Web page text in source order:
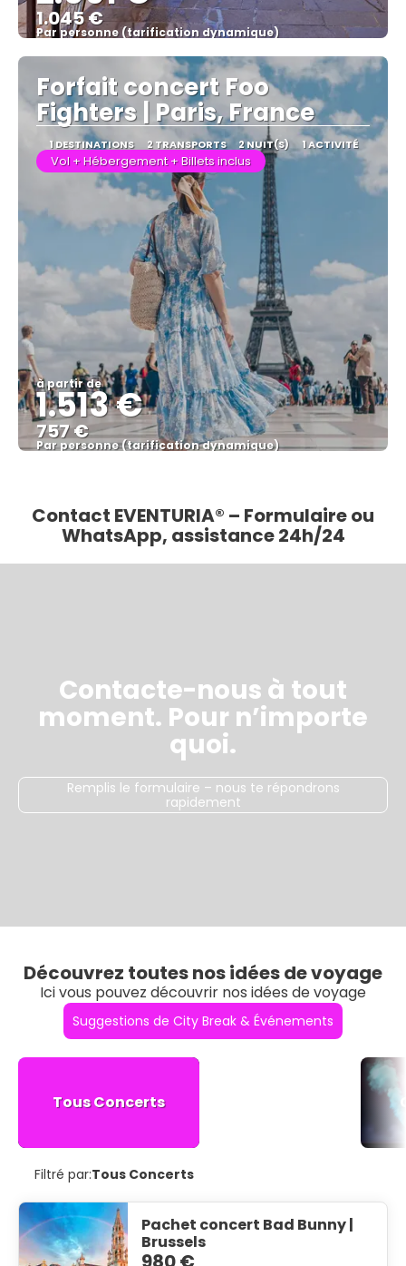
1.045 €
Par personne (tarification dynamique)
Afficher
Forfait concert Foo
Fighters | Paris, France
1 DESTINATIONS 2 TRANSPORTS 2 NUIT(S) 1 ACTIVITÉ
Vol + Hébergement + Billets inclus
à partir de
1.513 €
757 €
Par personne (tarification dynamique)
Contact EVENTURIA® – Formulaire ou
WhatsApp, assistance 24h/24
Contacte-nous à tout
moment. Pour n’importe
quoi.
Remplis le formulaire – nous te répondrons
rapidement
Découvrez toutes nos idées de voyage
Ici vous pouvez découvrir nos idées de voyage
Suggestions de City Break & Événements
Tous Concerts
Filtré par:Tous Concerts
Pachet concert Bad Bunny |
Brussels